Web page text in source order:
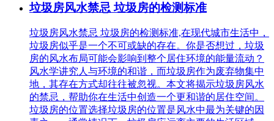
垃圾房风水禁忌 垃圾房的检测标准
垃圾房风水禁忌 垃圾房的检测标准,在现代城市生活中，
垃圾房似乎是一个不可或缺的存在。你是否想过，垃圾
房的风水布局可能会影响到整个居住环境的能量流动？
风水学讲究人与环境的和谐，而垃圾房作为废弃物集中
地，其存在方式却往往被忽视。本文将揭示垃圾房风水
的禁忌，帮助你在生活中创造一个更和谐的居住空间。
垃圾房的位置选择垃圾房的位置是风水中最为关键的因